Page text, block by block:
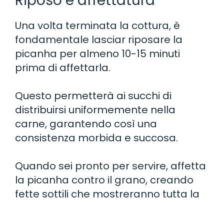
Una volta terminata la cottura, è
fondamentale lasciar riposare la
picanha per almeno 10-15 minuti
prima di affettarla.
Questo permetterà ai succhi di
distribuirsi uniformemente nella
carne, garantendo così una
consistenza morbida e succosa.
Quando sei pronto per servire, affetta
la picanha contro il grano, creando
fette sottili che mostreranno tutta la